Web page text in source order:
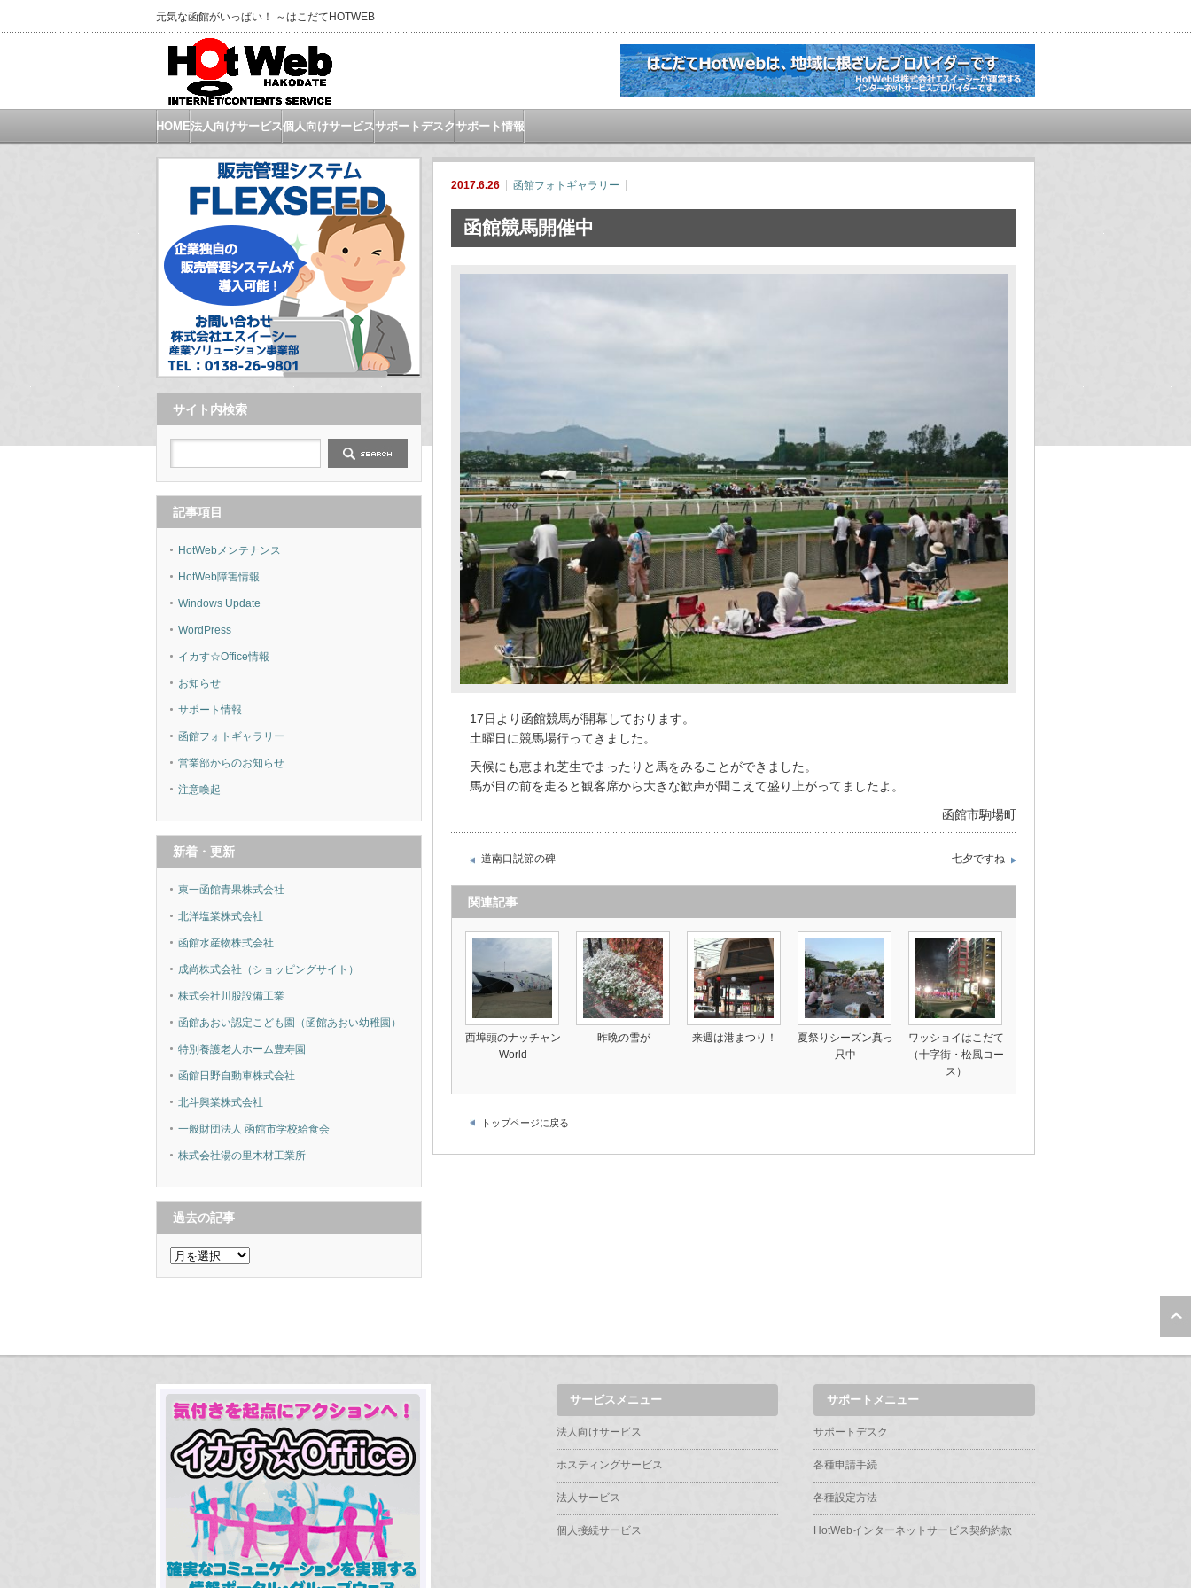
元気な函館がいっぱい！ ～はこだてHOTWEB
HOME法人向けサービス個人向けサービスサポートデスクサポート情報
2017.6.26 函館フォトギャラリー
函館競馬開催中
17日より函館競馬が開幕しております。
土曜日に競馬場行ってきました。
天候にも恵まれ芝生でまったりと馬をみることができました。
馬が目の前を走ると観客席から大きな歓声が聞こえて盛り上がってましたよ。
函館市駒場町
道南口説節の碑 七夕ですね
関連記事
西埠頭のナッチャン
World
昨晩の雪が 来週は港まつり！
夏祭りシーズン真っ
只中
ワッショイはこだて
（十字街・松風コー
ス）
トップページに戻る
サイト内検索
記事項目
HotWebメンテナンス
HotWeb障害情報
Windows Update
WordPress
イカす☆Office情報
お知らせ
サポート情報
函館フォトギャラリー
営業部からのお知らせ
注意喚起
新着・更新
東一函館青果株式会社
北洋塩業株式会社
函館水産物株式会社
成尚株式会社（ショッピングサイト）
株式会社川股設備工業
函館あおい認定こども園（函館あおい幼稚園）
特別養護老人ホーム豊寿園
函館日野自動車株式会社
北斗興業株式会社
一般財団法人 函館市学校給食会
株式会社湯の里木材工業所
過去の記事
過
サービスメニュー
法人向けサービス
ホスティングサービス
法人サービス
個人接続サービス
サポートメニュー
サポートデスク
各種申請手続
各種設定方法
HotWebインターネットサービス契約約款